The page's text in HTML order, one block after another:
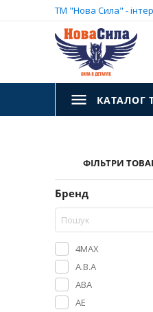
ТМ "Нова Сила" -
КАТАЛОГ
ФІЛЬТРИ
Бренд
4MAX
A.B.A
ABA
AE